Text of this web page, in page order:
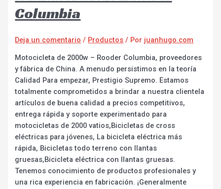
Columbia
Deja un comentario / Productos / Por juanhugo.com
Motocicleta de 2000w – Rooder Columbia, proveedores
y fábrica de China. A menudo persistimos en la teoría
Calidad Para empezar, Prestigio Supremo. Estamos
totalmente comprometidos a brindar a nuestra clientela
artículos de buena calidad a precios competitivos,
entrega rápida y soporte experimentado para
motocicletas de 2000 vatios,Bicicletas de cross
eléctricas para jóvenes, La bicicleta eléctrica más
rápida, Bicicletas todo terreno con llantas
gruesas,Bicicleta eléctrica con llantas gruesas.
Tenemos conocimiento de productos profesionales y
una rica experiencia en fabricación. ¡Generalmente